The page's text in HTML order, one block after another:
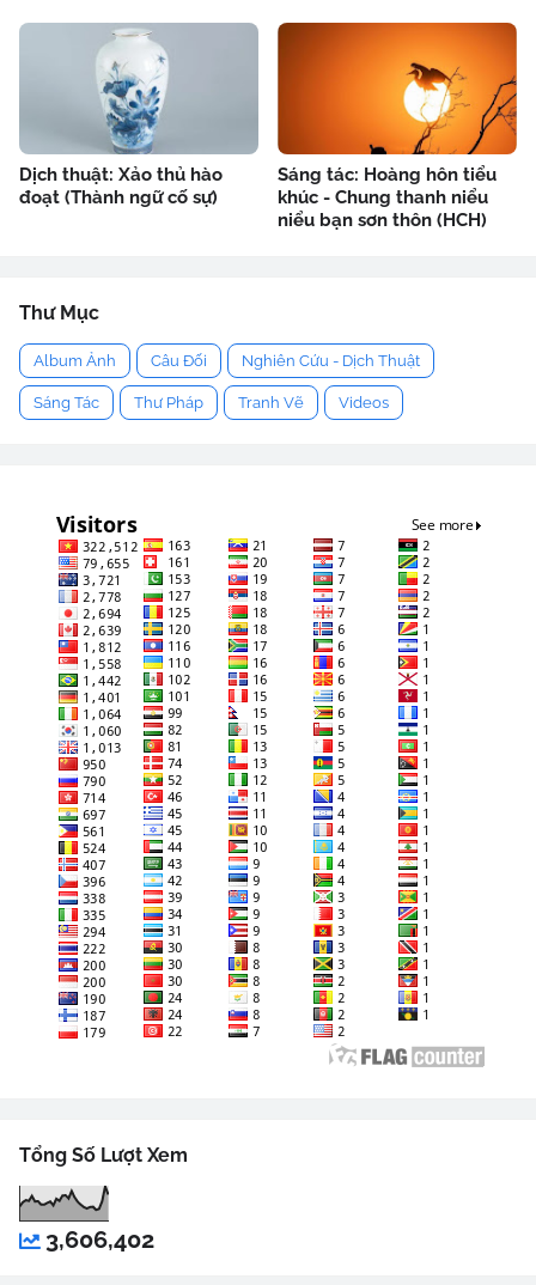
Dịch thuật: Xảo thủ hào
đoạt (Thành ngữ cố sự)
Sáng tác: Hoàng hôn tiểu
khúc - Chung thanh niểu
niểu bạn sơn thôn (HCH)
Thư Mục
Album Ảnh Câu Đối Nghiên Cứu - Dịch Thuật
Sáng Tác Thư Pháp Tranh Vẽ Videos
Tổng Số Lượt Xem
3,606,402